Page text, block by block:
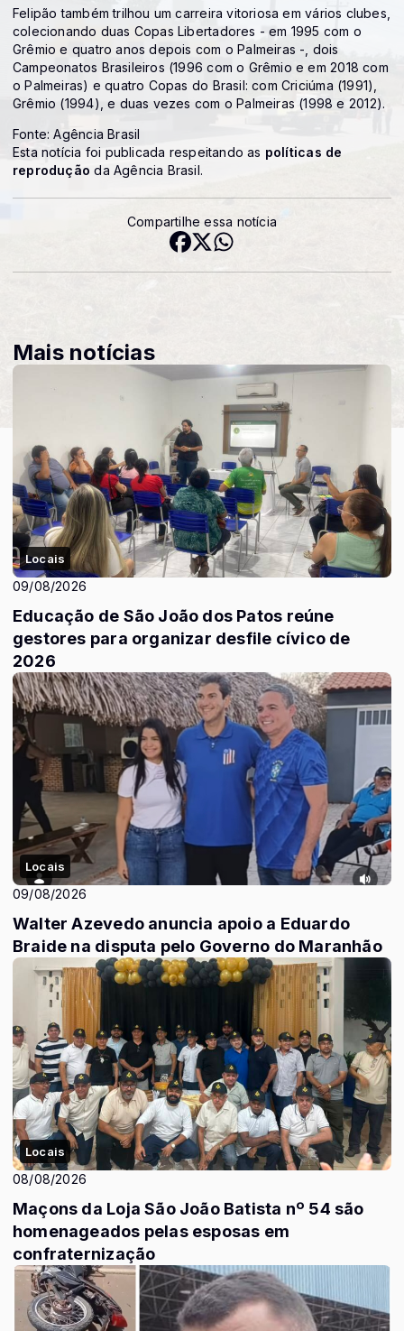
Felipão também trilhou um carreira vitoriosa em vários clubes,
colecionando duas Copas Libertadores - em 1995 com o
Grêmio e quatro anos depois com o Palmeiras -, dois
Campeonatos Brasileiros (1996 com o Grêmio e em 2018 com
o Palmeiras) e quatro Copas do Brasil: com Criciúma (1991),
Grêmio (1994), e duas vezes com o Palmeiras (1998 e 2012).
Fonte: Agência Brasil
Esta notícia foi publicada respeitando as políticas de
reprodução da Agência Brasil.
Compartilhe essa notícia
Mais notícias
Locais
09/08/2026
Educação de São João dos Patos reúne
gestores para organizar desfile cívico de
2026
Locais
09/08/2026
Walter Azevedo anuncia apoio a Eduardo
Braide na disputa pelo Governo do Maranhão
Locais
08/08/2026
Maçons da Loja São João Batista nº 54 são
homenageados pelas esposas em
confraternização